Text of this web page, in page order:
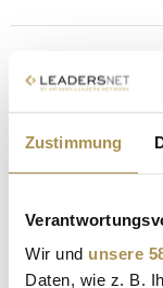
Zustimmung
Wir und unsere
Daten, wie z. B.
Münchner
NEWS | 04.06.2023
dem offiziellen
Zimmer
Eigentümerin des...